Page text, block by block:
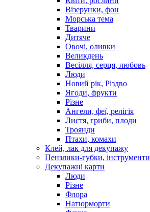
Візерунки, фон
Морська тема
Тварини
Дитяче
Овочі, оливки
Великдень
Весілля, серця, любовь
Люди
Новий рік, Різдво
Ягоди, фрукти
Різне
Ангели, феї, релігія
Листя, гриби, плоди
Троянди
Птахи, комахи
Клей, лак для декупажу
Пензлики-губки, інструменти
Декупажні карти
Люди
Різне
Флора
Натюрморти